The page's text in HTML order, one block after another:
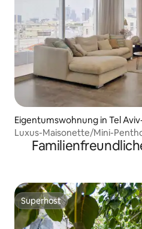
Eigentumswohnung in Tel
Luxus-Maisonette/Mini-
Mamad und Parkplatz
Superhost
Superhost